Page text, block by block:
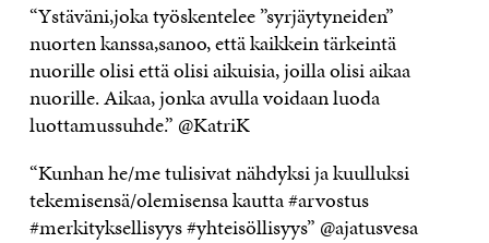
“Ystäväni,joka työskentelee ”syrjäytyneiden”
nuorten kanssa,sanoo, että kaikkein tärkeintä
nuorille olisi että olisi aikuisia, joilla olisi aikaa
nuorille. Aikaa, jonka avulla voidaan luoda
luottamussuhde.” @KatriK
“Kunhan he/me tulisivat nähdyksi ja kuulluksi
tekemisensä/olemisensa kautta #arvostus
#merkityksellisyys #yhteisöllisyys” @ajatusvesa